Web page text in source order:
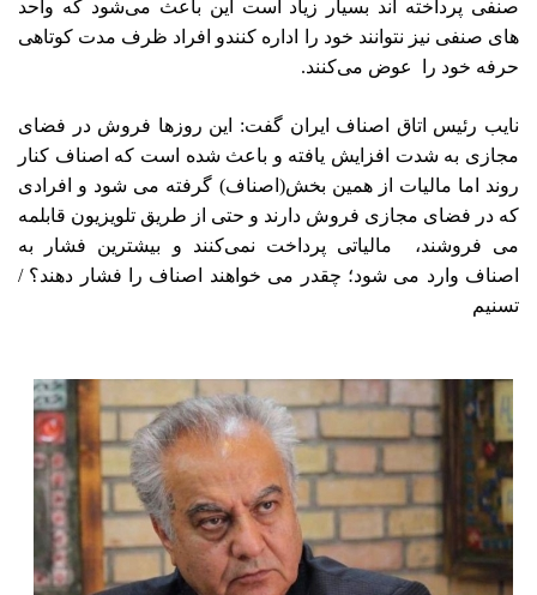
صنفی پرداخته اند بسیار زیاد است این باعث می‌شود که واحد
های صنفی نیز نتوانند خود را اداره کنندو افراد ظرف مدت کوتاهی
حرفه خود را عوض می‌کنند.
نایب رئیس اتاق اصناف ایران گفت: این روزها فروش در فضای
مجازی به شدت افزایش یافته و باعث شده است که اصناف کنار
روند اما مالیات از همین بخش(اصناف) گرفته می شود و افرادی
که در فضای مجازی فروش دارند و حتی از طریق تلویزیون قابلمه
می فروشند، مالیاتی پرداخت نمی‌کنند و بیشترین فشار به
اصناف وارد می شود؛ چقدر می خواهند اصناف را فشار دهند؟ /
تسنیم